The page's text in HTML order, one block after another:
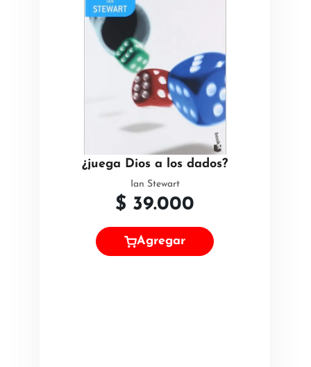
¿juega Dios a los dados?
Ian Stewart
$ 39.000
Agregar